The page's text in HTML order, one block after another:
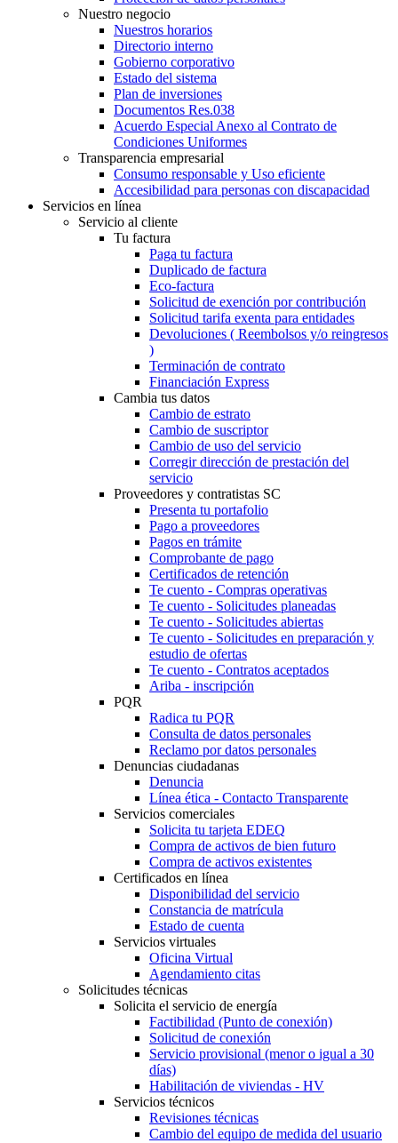
Nuestro negocio
Nuestros horarios
Directorio interno
Gobierno corporativo
Estado del sistema
Plan de inversiones
Documentos Res.038
Acuerdo Especial Anexo al Contrato de
Condiciones Uniformes
Transparencia empresarial
Consumo responsable y Uso eficiente
Accesibilidad para personas con discapacidad
Servicios en línea
Servicio al cliente
Tu factura
Paga tu factura
Duplicado de factura
Eco-factura
Solicitud de exención por contribución
Solicitud tarifa exenta para entidades
Devoluciones ( Reembolsos y/o reingresos
)
Terminación de contrato
Financiación Express
Cambia tus datos
Cambio de estrato
Cambio de suscriptor
Cambio de uso del servicio
Corregir dirección de prestación del
servicio
Proveedores y contratistas SC
Presenta tu portafolio
Pago a proveedores
Pagos en trámite
Comprobante de pago
Certificados de retención
Te cuento - Compras operativas
Te cuento - Solicitudes planeadas
Te cuento - Solicitudes abiertas
Te cuento - Solicitudes en preparación y
estudio de ofertas
Te cuento - Contratos aceptados
Ariba - inscripción
PQR
Radica tu PQR
Consulta de datos personales
Reclamo por datos personales
Denuncias ciudadanas
Denuncia
Línea ética - Contacto Transparente
Servicios comerciales
Solicita tu tarjeta EDEQ
Compra de activos de bien futuro
Compra de activos existentes
Certificados en línea
Disponibilidad del servicio
Constancia de matrícula
Estado de cuenta
Servicios virtuales
Oficina Virtual
Agendamiento citas
Solicitudes técnicas
Solicita el servicio de energía
Factibilidad (Punto de conexión)
Solicitud de conexión
Servicio provisional (menor o igual a 30
días)
Habilitación de viviendas - HV
Servicios técnicos
Revisiones técnicas
Cambio del equipo de medida del usuario